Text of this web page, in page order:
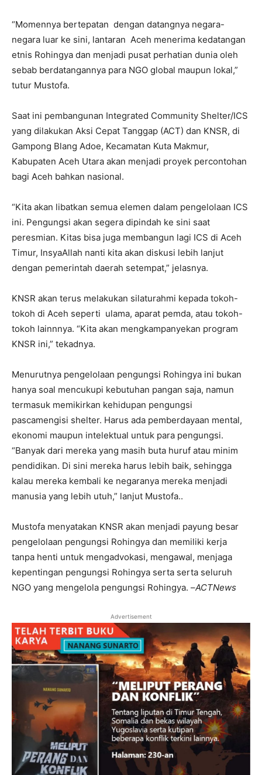
“Momennya bertepatan dengan datangnya negara-
negara luar ke sini, lantaran Aceh menerima kedatangan
etnis Rohingya dan menjadi pusat perhatian dunia oleh
sebab berdatangannya para NGO global maupun lokal,”
tutur Mustofa.
Saat ini pembangunan Integrated Community Shelter/ICS
yang dilakukan Aksi Cepat Tanggap (ACT) dan KNSR, di
Gampong Blang Adoe, Kecamatan Kuta Makmur,
Kabupaten Aceh Utara akan menjadi proyek percontohan
bagi Aceh bahkan nasional.
“Kita akan libatkan semua elemen dalam pengelolaan ICS
ini. Pengungsi akan segera dipindah ke sini saat
peresmian. Kitas bisa juga membangun lagi ICS di Aceh
Timur, InsyaAllah nanti kita akan diskusi lebih lanjut
dengan pemerintah daerah setempat,” jelasnya.
KNSR akan terus melakukan silaturahmi kepada tokoh-
tokoh di Aceh seperti ulama, aparat pemda, atau tokoh-
tokoh lainnnya. “Kita akan mengkampanyekan program
KNSR ini,” tekadnya.
Menurutnya pengelolaan pengungsi Rohingya ini bukan
hanya soal mencukupi kebutuhan pangan saja, namun
termasuk memikirkan kehidupan pengungsi
pascamengisi shelter. Harus ada pemberdayaan mental,
ekonomi maupun intelektual untuk para pengungsi.
“Banyak dari mereka yang masih buta huruf atau minim
pendidikan. Di sini mereka harus lebih baik, sehingga
kalau mereka kembali ke negaranya mereka menjadi
manusia yang lebih utuh,” lanjut Mustofa..
Mustofa menyatakan KNSR akan menjadi payung besar
pengelolaan pengungsi Rohingya dan memiliki kerja
tanpa henti untuk mengadvokasi, mengawal, menjaga
kepentingan pengungsi Rohingya serta serta seluruh
NGO yang mengelola pengungsi Rohingya. –ACTNews
Advertisement